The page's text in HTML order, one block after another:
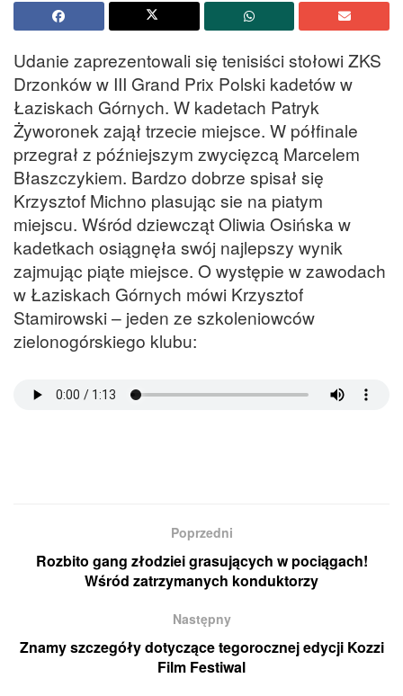
Udanie zaprezentowali się tenisiści stołowi ZKS
Drzonków w III Grand Prix Polski kadetów w
Łaziskach Górnych. W kadetach Patryk
Żyworonek zajął trzecie miejsce. W półfinale
przegrał z późniejszym zwycięzcą Marcelem
Błaszczykiem. Bardzo dobrze spisał się
Krzysztof Michno plasując sie na piatym
miejscu. Wśród dziewcząt Oliwia Osińska w
kadetkach osiągnęła swój najlepszy wynik
zajmując piąte miejsce. O występie w zawodach
w Łaziskach Górnych mówi Krzysztof
Stamirowski – jeden ze szkoleniowców
zielonogórskiego klubu:
Poprzedni
Rozbito gang złodziei grasujących w pociągach!
Wśród zatrzymanych konduktorzy
Następny
Znamy szczegóły dotyczące tegorocznej edycji Kozzi
Film Festiwal